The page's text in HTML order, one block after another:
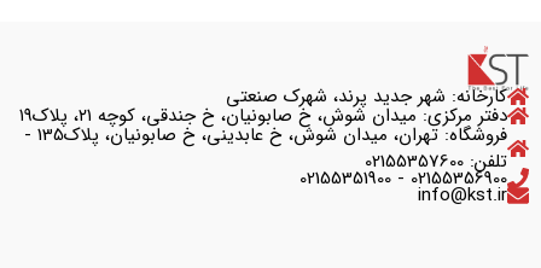
کارخانه: شهر جدید پرند، شهرک صنعتی
دفتر مرکزی: میدان شوش، خ صابونیان، خ جندقی، کوچه ۲۱، پلاک۱۹
فروشگاه: تهران، میدان شوش، خ عابدینی، خ صابونیان، پلاک135 -
تلفن: 02155357600
02155356900 - 02155351900
info@kst.ir